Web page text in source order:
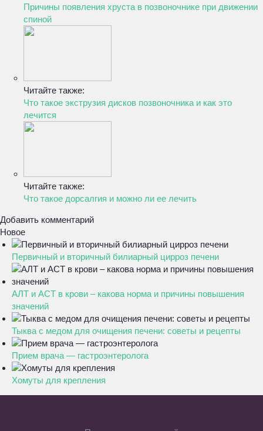
Причины появления хруста в позвоночнике при движении
спиной
Читайте также:
Что такое экструзия дисков позвоночника и как это
лечится
Читайте также:
Что такое дорсалгия и можно ли ее лечить
Добавить комментарий
Новое
Первичный и вторичный билиарный цирроз печени
АЛТ и АСТ в крови – какова норма и причины повышения
значений
Тыква с медом для очищения печени: советы и рецепты
Прием врача — гастроэнтеролога
Хомуты для крепления